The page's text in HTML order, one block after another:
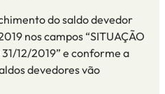
do saldo devedor
nos campos “SITUAÇÃO
31/12/2019” e conforme a
devedores vão